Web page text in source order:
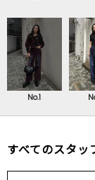
No.1
すべてのスタ